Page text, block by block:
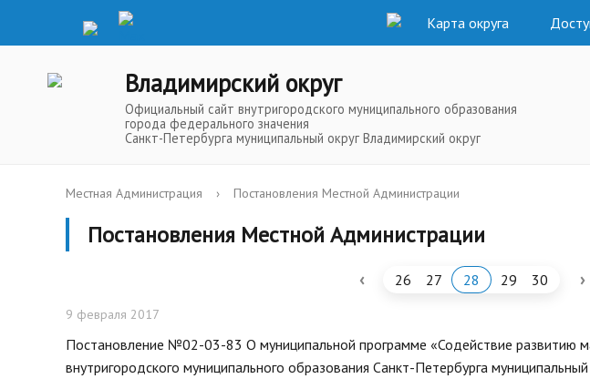
Карта округа
Владимирский округ
Официальный сайт внутригородского муниципального образования
города федерального значения
Санкт-Петербурга муниципальный округ Владимирский округ
Местная Администрация › Постановления Местной Администрации
Постановления Местной Администрации
‹ 26 27 28 29 30 ›
9 февраля 2017
Постановление №02-03-83 О муниципальной программе «Содействие развитию
внутригородского муниципального образования Санкт-Петербурга